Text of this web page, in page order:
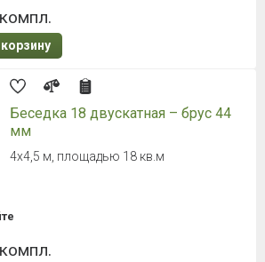
корзину
Беседка 18 двускатная – брус 44
мм
4х4,5 м, площадью 18 кв.м